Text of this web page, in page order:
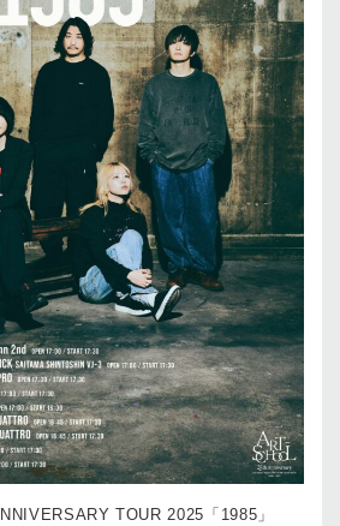
TOUR 2025「1985」